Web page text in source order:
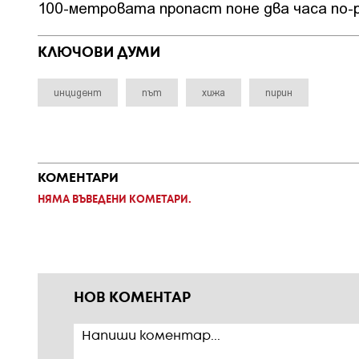
100-метровата пропаст поне два часа по-
КЛЮЧОВИ ДУМИ
инцидент път хижа пирин
КОМЕНТАРИ
НЯМА ВЪВЕДЕНИ КОМЕТАРИ.
НОВ КОМЕНТАР